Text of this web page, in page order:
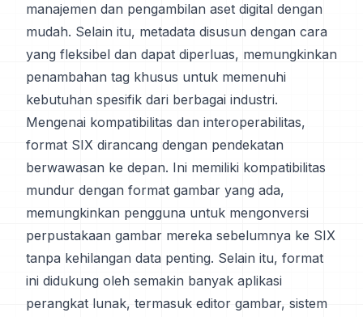
manajemen dan pengambilan aset digital dengan
mudah. Selain itu, metadata disusun dengan cara
yang fleksibel dan dapat diperluas, memungkinkan
penambahan tag khusus untuk memenuhi
kebutuhan spesifik dari berbagai industri.
Mengenai kompatibilitas dan interoperabilitas,
format SIX dirancang dengan pendekatan
berwawasan ke depan. Ini memiliki kompatibilitas
mundur dengan format gambar yang ada,
memungkinkan pengguna untuk mengonversi
perpustakaan gambar mereka sebelumnya ke SIX
tanpa kehilangan data penting. Selain itu, format
ini didukung oleh semakin banyak aplikasi
perangkat lunak, termasuk editor gambar, sistem